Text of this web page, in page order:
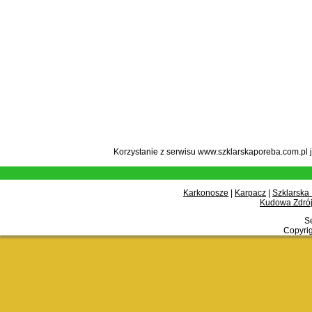
Korzystanie z serwisu
Karkonosze Karpacz
Szklarska
Kudowa